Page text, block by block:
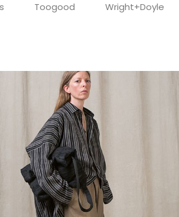
Toogood Wright+Doyle